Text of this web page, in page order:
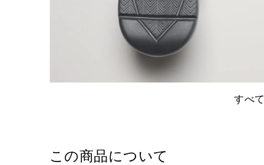
すべ
この商品について